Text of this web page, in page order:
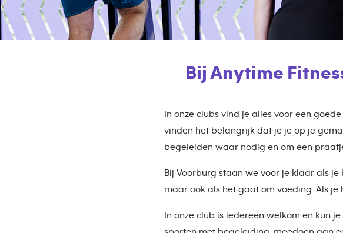
Bij Anytime
In onze clubs vind je alles voor een
vinden het belangrijk dat je je op je
begeleiden waar nodig en om een
Bij Voorburg staan we voor je klaar als
maar ook als het gaat om voeding. Als
In onze club is iedereen welkom en kun